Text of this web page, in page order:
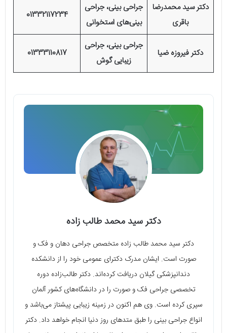
دکتر سید محمدرضا
باقری
جراحی بینی، جراحی
بینی‌های استخوانی
01332117234
دکتر فیروزه ضیا
جراحی بینی، جراحی
زیبایی گوش
01333110817
دکتر سید محمد طالب‌ زاده
دکتر سید محمد طالب‌ زاده متخصص جراحی دهان و فک و
صورت است. ایشان مدرک دکترای عمومی خود را از دانشکده
دندانپزشکی گیلان دریافت کرده‌اند. دکتر طالب‌زاده دوره
تخصصی جراحی فک و صورت را در دانشگاه‌های کشور آلمان
سپری کرده است. وی هم اکنون در زمینه زیبایی پیشتاز می‌باشد و
انواع جراحی بینی را طبق متدهای روز دنیا انجام خواهد داد. دکتر